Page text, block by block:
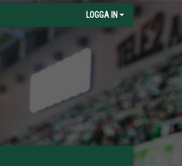
LOGGA IN